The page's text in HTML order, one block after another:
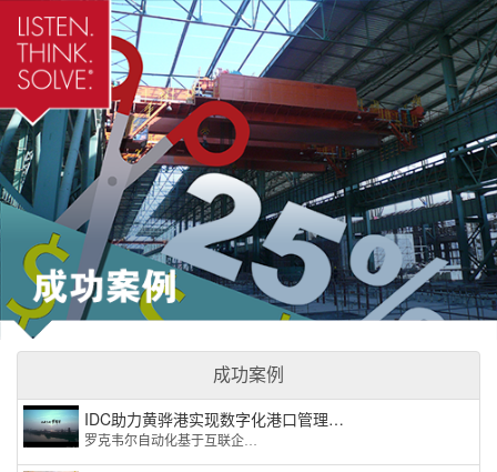
成功案例
IDC助力黄骅港实现数字化港口管理…
罗克韦尔自动化基于互联企…